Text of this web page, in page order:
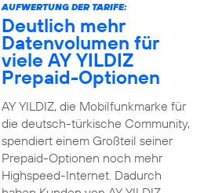
AUFWERTUNG DER TARIFE:
Deutlich mehr
Datenvolumen für
viele AY YILDIZ
Prepaid-Optionen
AY YILDIZ, die Mobilfunkmarke für
die deutsch-türkische Community,
spendiert einem Großteil seiner
Prepaid-Optionen noch mehr
Highspeed-Internet. Dadurch